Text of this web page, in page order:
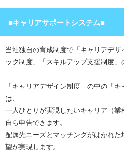
■キャリアサポートシステム■
当社独自の育成制度で「キャリアデ
ック制度」「スキルアップ支援制度」
「キャリアデザイン制度」の中の「
は、
一人ひとりが実現したいキャリア（
自ら申告できます。
配属先ニーズとマッチングがはかれ
望が実現します。